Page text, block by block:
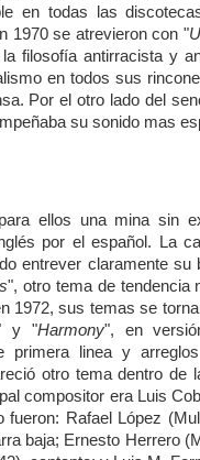
en todas las
1970 se atrevieron con "
filosofía antirracista y
en todos sus
Por el otro lado del
su sonido mas
ellos una mina sin
por el español. La
entrever claramente
", otro tema de tendencia
1972, sus temas se
y "Harmony", en
primera linea y
otro tema dentro
compositor era Luis
fueron: Rafael López
baja; Ernesto Herrero